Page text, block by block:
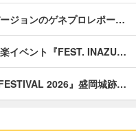
ジョンのゲネプロレポー…
イベント『FEST. INAZU…
2026』盛岡城跡…